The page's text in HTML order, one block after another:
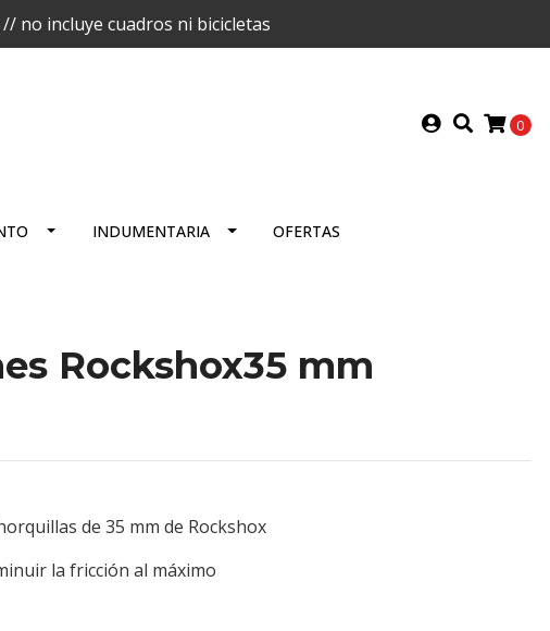
no incluye cuadros ni bicicletas
0
INDUMENTARIA OFERTAS
Rockshox35 mm
de 35 mm de Rockshox
la fricción al máximo